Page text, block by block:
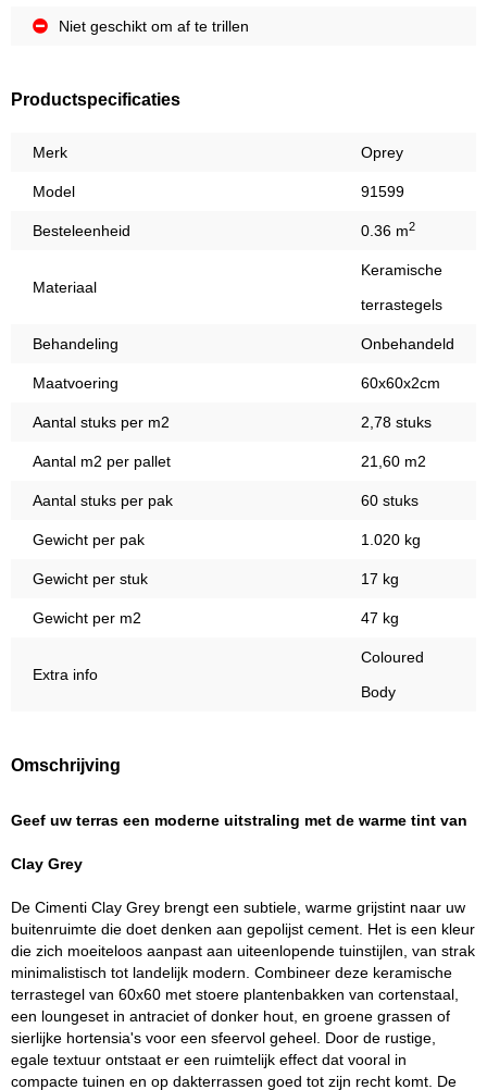
Niet geschikt om af te trillen
Productspecificaties
Merk Oprey
Model 91599
Besteleenheid 0.36 m2
Materiaal
Keramische
terrastegels
Behandeling Onbehandeld
Maatvoering 60x60x2cm
Aantal stuks per m2 2,78 stuks
Aantal m2 per pallet 21,60 m2
Aantal stuks per pak 60 stuks
Gewicht per pak 1.020 kg
Gewicht per stuk 17 kg
Gewicht per m2 47 kg
Extra info
Coloured
Body
Omschrijving
Geef uw terras een moderne uitstraling met de warme tint van
Clay Grey
De Cimenti Clay Grey brengt een subtiele, warme grijstint naar uw
buitenruimte die doet denken aan gepolijst cement. Het is een kleur
die zich moeiteloos aanpast aan uiteenlopende tuinstijlen, van strak
minimalistisch tot landelijk modern. Combineer deze keramische
terrastegel van 60x60 met stoere plantenbakken van cortenstaal,
een loungeset in antraciet of donker hout, en groene grassen of
sierlijke hortensia's voor een sfeervol geheel. Door de rustige,
egale textuur ontstaat er een ruimtelijk effect dat vooral in
compacte tuinen en op dakterrassen goed tot zijn recht komt. De